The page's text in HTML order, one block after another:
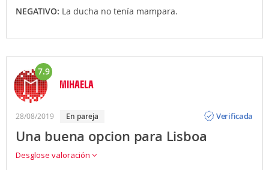
NEGATIVO: La ducha no tenía mampara.
7.9
MIHAELA
28/08/2019 en pareja
Verificada
Una buena opcion para Lisboa
Desglose valoración